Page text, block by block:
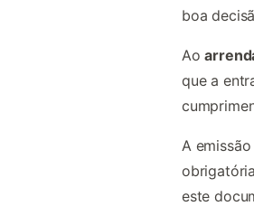
boa
Ao
que a
A
este